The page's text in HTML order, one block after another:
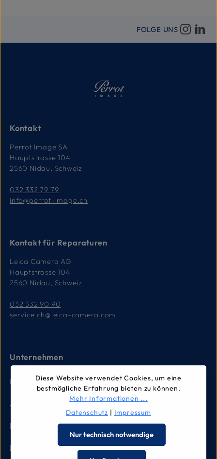
FOLGE UNS
Kontakt
Perrot Image SA
Hauptstrasse 104
2560 Nidau, Schweiz
032 332 79 79
info@perrot-image.ch
Kontakt für Reparaturen
Leica Camera AG
Hauptstrasse 104
2560 Nidau, Schweiz
032 332 90 90
service.ch@leica-camera.com
Unternehmen
Impressum
AGB
Datenschutz
Kontakt
Diese Website verwendet Cookies, um eine
bestmögliche Erfahrung bieten zu können.
Mehr Informationen ...
Datenschutz | Impressum
Nur technisch notwendige